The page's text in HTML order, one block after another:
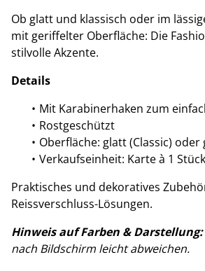
Ob glatt und klassisch oder im
mit geriffelter Oberfläche: Die
stilvolle Akzente.
Details
Mit Karabinerhaken zum
Rostgeschützt
Oberfläche: glatt (Classic) oder
Verkaufseinheit: Karte à 1 Stück
Praktisches und dekoratives
Reissverschluss-Lösungen.
Hinweis auf Farben & Darstellung:
nach Bildschirm leicht abweichen.